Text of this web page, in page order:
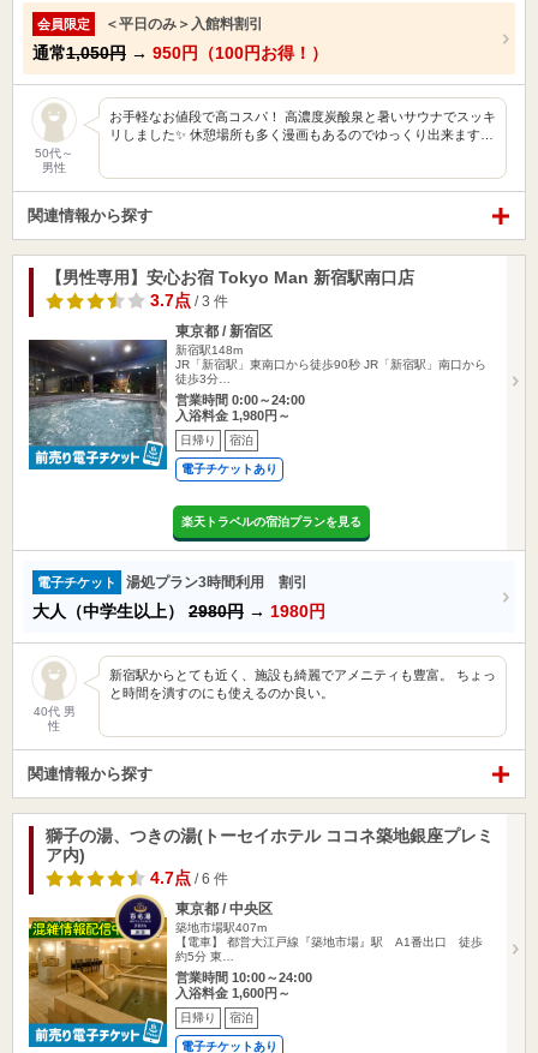
会員限定 ＜平日のみ＞入館料割引
通常1,050円 → 950円（100円お得！）
50代～
男性
お手軽なお値段で高コスパ！ 高濃度炭酸泉と暑いサウナでスッキ
リしました✨ 休憩場所も多く漫画もあるのでゆっくり出来ます…
関連情報から探す
【男性専用】安心お宿 Tokyo Man 新宿駅南口店
3.7点 / 3 件
東京都 / 新宿区
新宿駅148m
JR「新宿駅」東南口から徒歩90秒 JR「新宿駅」南口から
徒歩3分…
営業時間 0:00～24:00
入浴料金 1,980円～
日帰り 宿泊
電子チケットあり
楽天トラベルの宿泊プランを見る
電子チケット 湯処プラン3時間利用 割引
大人（中学生以上） 2980円 → 1980円
40代 男
性
新宿駅からとても近く、施設も綺麗でアメニティも豊富。 ちょっ
と時間を潰すのにも使えるのか良い。
関連情報から探す
獅子の湯、つきの湯(トーセイホテル ココネ築地銀座プレミ
ア内)
4.7点 / 6 件
東京都 / 中央区
築地市場駅407m
【電車】 都営大江戸線『築地市場』駅 A1番出口 徒歩
約5分 東…
営業時間 10:00～24:00
入浴料金 1,600円～
日帰り 宿泊
電子チケットあり